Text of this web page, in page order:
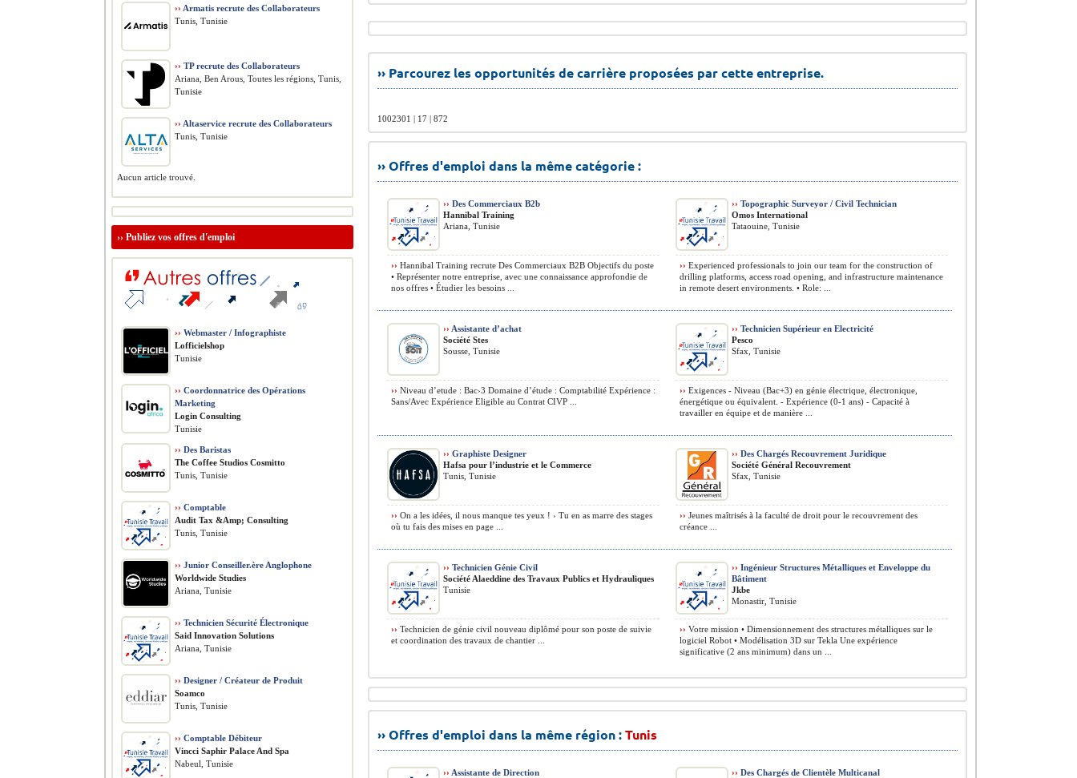
›› Parcourez les opportunités de carrière proposées par cette entreprise.
1002301 | 17 | 872
›› Offres d'emploi dans la même catégorie :
›› Des Commerciaux B2b
Hannibal Training
Ariana, Tunisie
›› Hannibal Training recrute Des Commerciaux B2B Objectifs du poste
• Représenter notre entreprise, avec une connaissance approfondie de
nos offres • Étudier les besoins ...
›› Topographic Surveyor / Civil Technician
Omos International
Tataouine, Tunisie
›› Experienced professionals to join our team for the construction of
drilling platforms, access road opening, and infrastructure maintenance
in remote desert environments. • Role: ...
›› Assistante d’achat
Société Stes
Sousse, Tunisie
›› Niveau d’etude : Bac›3 Domaine d’étude : Comptabilité Expérience :
Sans/Avec Expérience Eligible au Contrat CIVP ...
›› Technicien Supérieur en Electricité
Pesco
Sfax, Tunisie
›› Exigences - Niveau (Bac+3) en génie électrique, électronique,
énergétique ou équivalent. - Expérience (0-1 ans) - Capacité à
travailler en équipe et de manière ...
›› Graphiste Designer
Hafsa pour l’industrie et le Commerce
Tunis, Tunisie
›› On a les idées, il nous manque tes yeux ! › Tu en as marre des stages
où tu fais des mises en page ...
›› Des Chargés Recouvrement Juridique
Société Général Recouvrement
Sfax, Tunisie
›› Jeunes maîtrisés à la faculté de droit pour le recouvrement des
créance ...
›› Technicien Génie Civil
Société Alaeddine des Travaux Publics et Hydrauliques
Tunisie
›› Technicien de génie civil nouveau diplômé pour son poste de suivie
et coordination des travaux de chantier ...
›› Ingénieur Structures Métalliques et Enveloppe du
Bâtiment
Jkbe
Monastir, Tunisie
›› Votre mission • Dimensionnement des structures métalliques sur le
logiciel Robot • Modélisation 3D sur Tekla Une expérience
significative (2 ans minimum) dans un ...
›› Offres d'emploi dans la même région :Tunis
›› Assistante de Direction
›› Des Chargés de Clientèle Multicanal
›› Armatis recrute des Collaborateurs
Tunis, Tunisie
›› TP recrute des Collaborateurs
Ariana, Ben Arous, Toutes les régions, Tunis,
Tunisie
›› Altaservice recrute des Collaborateurs
Tunis, Tunisie
Aucun article trouvé.
›› Publiez vos offres d'emploi
›› Webmaster / Infographiste
Lofficielshop
Tunisie
›› Coordonnatrice des Opérations
Marketing
Login Consulting
Tunisie
›› Des Baristas
The Coffee Studios Cosmitto
Tunis, Tunisie
›› Comptable
Audit Tax &Amp; Consulting
Tunis, Tunisie
›› Junior Conseiller.ère Anglophone
Worldwide Studies
Ariana, Tunisie
›› Technicien Sécurité Électronique
Said Innovation Solutions
Ariana, Tunisie
›› Designer / Créateur de Produit
Soamco
Tunis, Tunisie
›› Comptable Débiteur
Vincci Saphir Palace And Spa
Nabeul, Tunisie